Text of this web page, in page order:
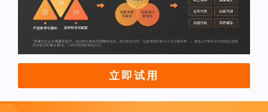
立即试用